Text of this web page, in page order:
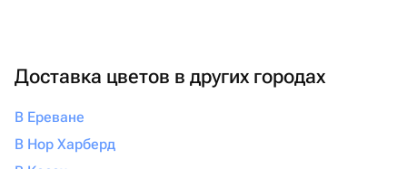
Доставка цветов в других городах
В Ереване
В Нор Харберд